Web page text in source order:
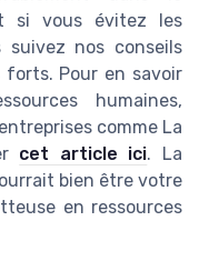
si vous évitez les
nos conseils
Pour en savoir
humaines,
comme La
cet article ici. La
bien être votre
en ressources